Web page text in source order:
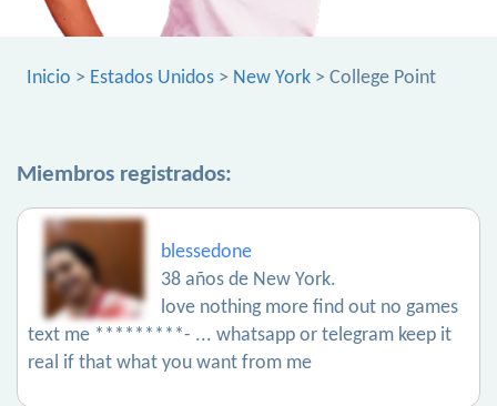
Inicio > Estados Unidos > New York > College Point
Miembros registrados:
blessedone
38 años de New York.
love nothing more find out no games
text me *********- ... whatsapp or telegram keep it
real if that what you want from me